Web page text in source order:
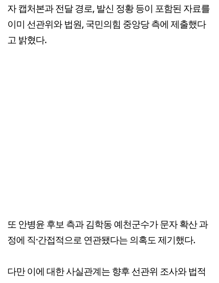
자 캡처본과 전달 경로, 발신 정황 등이 포함된 자료를
이미 선관위와 법원, 국민의힘 중앙당 측에 제출했다
고 밝혔다.
또 안병윤 후보 측과 김학동 예천군수가 문자 확산 과
정에 직·간접적으로 연관됐다는 의혹도 제기했다.
다만 이에 대한 사실관계는 향후 선관위 조사와 법적